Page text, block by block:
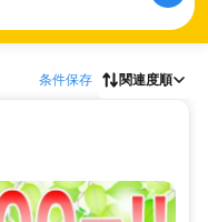
条件保存 関連度順